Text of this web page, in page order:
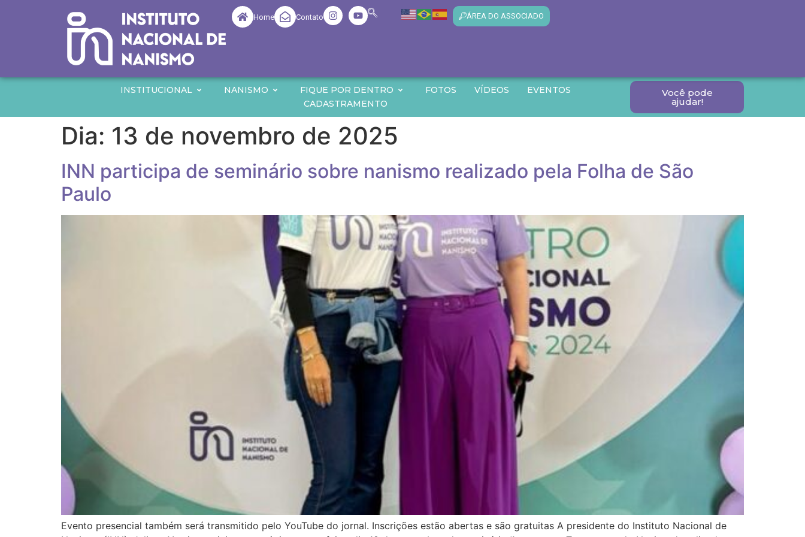
Home Contato ÁREA DO ASSOCIADO
INSTITUCIONAL NANISMO FIQUE POR DENTRO FOTOS VÍDEOS
EVENTOS
CADASTRAMENTO
Você pode
ajudar!
Dia: 13 de novembro de 2025
INN participa de seminário sobre nanismo realizado pela Folha de São
Paulo
Evento presencial também será transmitido pelo YouTube do jornal. Inscrições estão abertas e são gratuitas A presidente do Instituto Nacional de